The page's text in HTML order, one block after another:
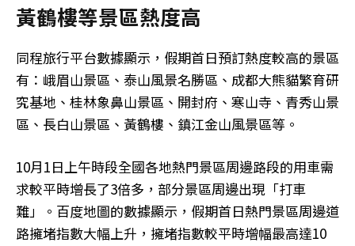
黃鶴樓等景區熱度高
同程旅行平台數據顯示，假期首日預訂熱度較高的景區
有：峨眉山景區、泰山風景名勝區、成都大熊貓繁育研
究基地、桂林象鼻山景區、開封府、寒山寺、青秀山景
區、長白山景區、黃鶴樓、鎮江金山風景區等。
10月1日上午時段全國各地熱門景區周邊路段的用車需
求較平時增長了3倍多，部分景區周邊出現「打車
難」。百度地圖的數據顯示，假期首日熱門景區周邊道
路擁堵指數大幅上升，擁堵指數較平時增幅最高達10